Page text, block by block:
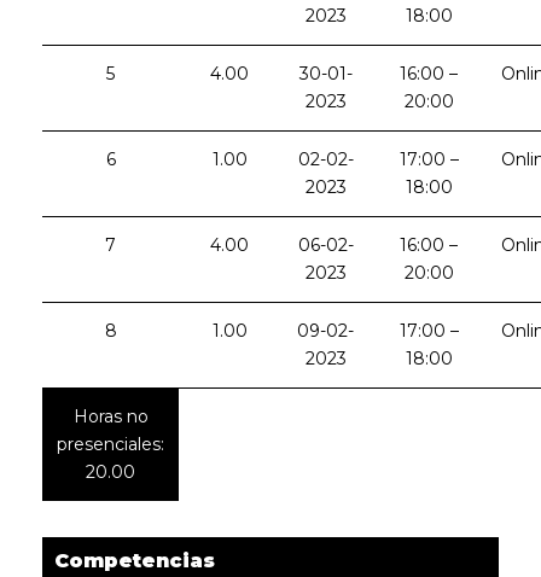
2023
18:00
5 4.00
30-01-
2023
16:00 –
20:00
6 1.00
02-02-
2023
17:00 –
18:00
7 4.00
06-02-
2023
16:00 –
20:00
8 1.00
09-02-
2023
17:00 –
18:00
Horas no
presenciales:
20.00
Competencias